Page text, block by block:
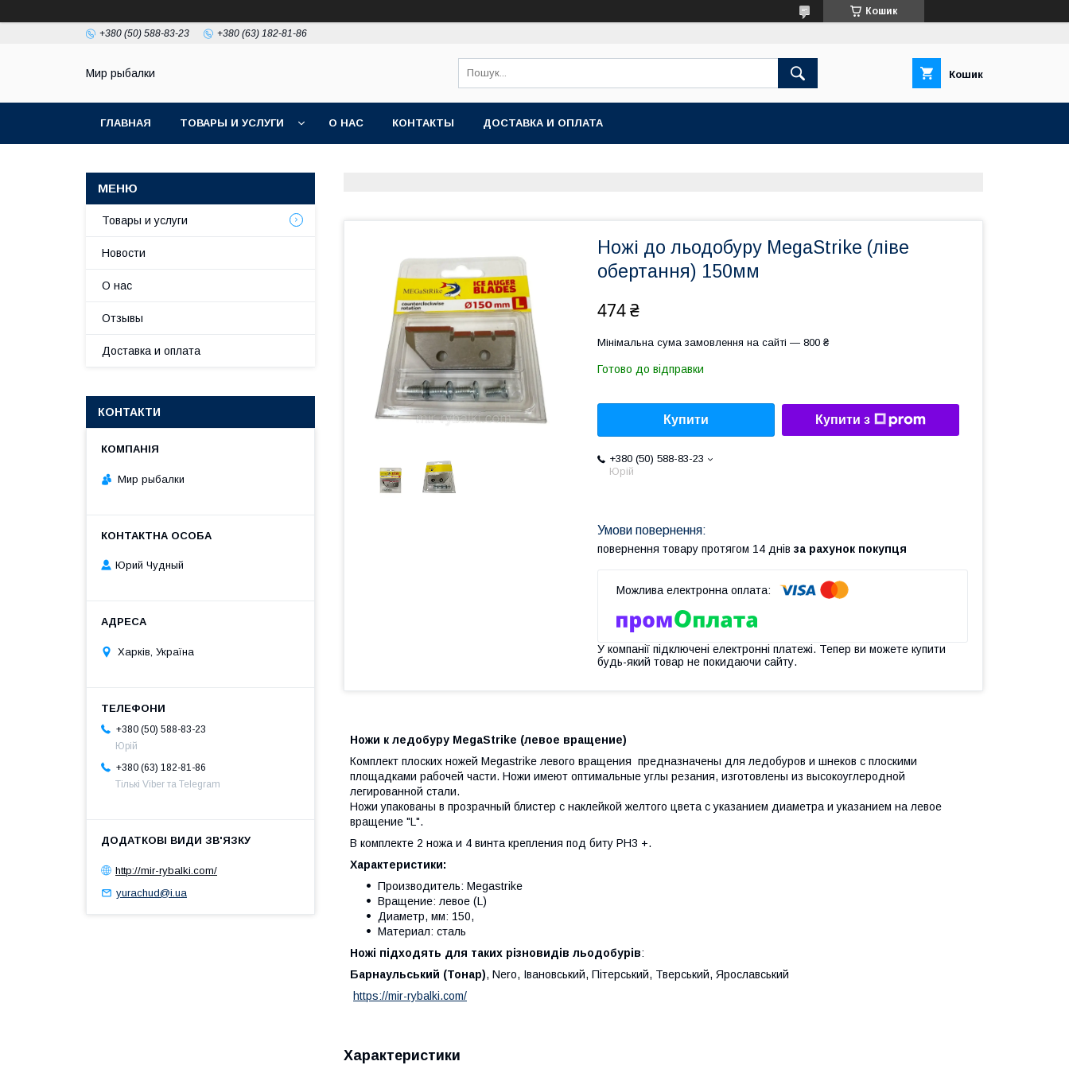
Кошик
+380 (50) 588-83-23 +380 (63) 182-81-86
Мир рыбалки Кошик
ГЛАВНАЯ ТОВАРЫ И УСЛУГИ О НАС КОНТАКТЫ ДОСТАВКА И ОПЛАТА
Ножі до льодобуру MegaStrike (ліве
обертання) 150мм
474 ₴
Мінімальна сума замовлення на сайті — 800 ₴
Готово до відправки
Купити Купити з
+380 (50) 588-83-23
Юрій
повернення товару протягом 14 днів за рахунок покупця
У компанії підключені електронні платежі. Тепер ви можете купити
будь-який товар не покидаючи сайту.
Ножи к ледобуру MegaStrike (левое вращение)
Комплект плоских ножей Megastrike левого вращения предназначены для ледобуров и шнеков с плоскими
площадками рабочей части. Ножи имеют оптимальные углы резания, изготовлены из высокоуглеродной
легированной стали.
Ножи упакованы в прозрачный блистер с наклейкой желтого цвета с указанием диаметра и указанием на левое
вращение "L".
В комплекте 2 ножа и 4 винта крепления под биту PH3 +.
Характеристики:
Производитель: Megastrike
Вращение: левое (L)
Диаметр, мм: 150,
Материал: сталь
Ножі підходять для таких різновидів льодобурів:
Барнаульський (Тонар), Nero, Івановський, Пітерський, Тверський, Ярославський
https://mir-rybalki.com/
Характеристики
Товары и услуги
Новости
О нас
Отзывы
Доставка и оплата
КОНТАКТИ
Мир рыбалки
Юрий Чудный
Харків, Україна
+380 (50) 588-83-23
Юрій
+380 (63) 182-81-86
Тількі Viber та Telegram
http://mir-rybalki.com/
yurachud@i.ua